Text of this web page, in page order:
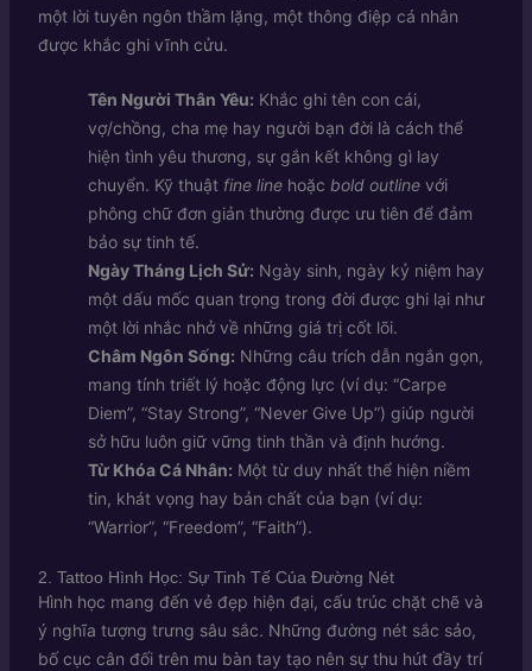
một lời tuyên ngôn thầm lặng, một thông điệp cá nhân
được khắc ghi vĩnh cửu.
Tên Người Thân Yêu: Khắc ghi tên con cái,
vợ/chồng, cha mẹ hay người bạn đời là cách thể
hiện tình yêu thương, sự gắn kết không gì lay
chuyển. Kỹ thuật fine linehoặc bold outlinevới
phông chữ đơn giản thường được ưu tiên để đảm
bảo sự tinh tế.
Ngày Tháng Lịch Sử: Ngày sinh, ngày kỷ niệm hay
một dấu mốc quan trọng trong đời được ghi lại như
một lời nhắc nhở về những giá trị cốt lõi.
Châm Ngôn Sống: Những câu trích dẫn ngắn gọn,
mang tính triết lý hoặc động lực (ví dụ: “Carpe
Diem”, “Stay Strong”, “Never Give Up”) giúp người
sở hữu luôn giữ vững tinh thần và định hướng.
Từ Khóa Cá Nhân: Một từ duy nhất thể hiện niềm
tin, khát vọng hay bản chất của bạn (ví dụ:
“Warrior”, “Freedom”, “Faith”).
2. Tattoo Hình Học: Sự Tinh Tế Của Đường Nét
Hình học mang đến vẻ đẹp hiện đại, cấu trúc chặt chẽ và
ý nghĩa tượng trưng sâu sắc. Những đường nét sắc sảo,
bố cục cân đối trên mu bàn tay tạo nên sự thu hút đầy trí